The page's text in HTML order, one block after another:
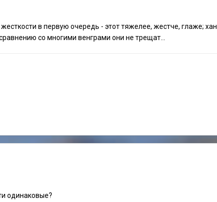
в первую очередь - этот тяжелее, жестче, глаже;
со многими венграми они не трещат...
одинаковые?